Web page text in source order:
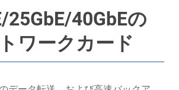
25GbE/40GbEの
ワークカード